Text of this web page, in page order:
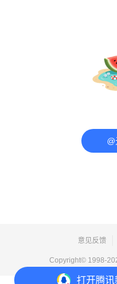
打开腾讯
意见反馈
Copyright© 1998-